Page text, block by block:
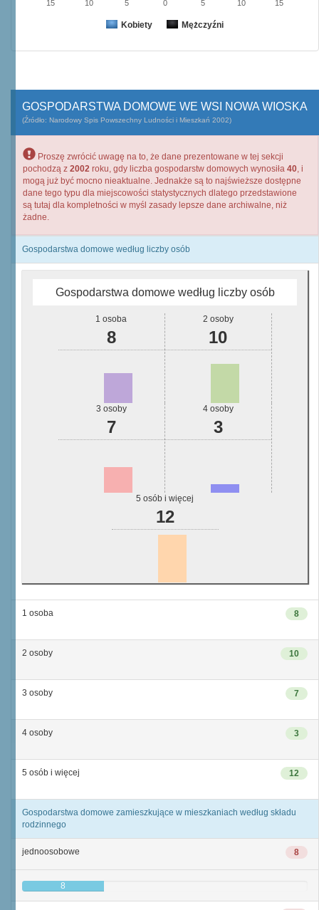
Kobiety Mężczyźni
15 10 5 0 5 10 15
GOSPODARSTWA DOMOWE WE WSI NOWA WIOSKA
(Źródło: Narodowy Spis Powszechny Ludności i Mieszkań 2002)
Proszę zwrócić uwagę na to, że dane prezentowane w tej sekcji
pochodzą z 2002 roku, gdy liczba gospodarstw domowych wynosiła 40, i
mogą już być mocno nieaktualne. Jednakże są to najświeższe dostępne
dane tego typu dla miejscowości statystycznych dlatego przedstawione
są tutaj dla kompletności w myśl zasady lepsze dane archiwalne, niż
żadne.
Gospodarstwa domowe według liczby osób
Gospodarstwa domowe według liczby osób
1 osoba
8
2 osoby
10
3 osoby
7
4 osoby
3
5 osób i więcej
12
8
1 osoba
10
2 osoby
7
3 osoby
3
4 osoby
12
5 osób i więcej
Gospodarstwa domowe zamieszkujące w mieszkaniach według składu
rodzinnego
8
jednoosobowe
8